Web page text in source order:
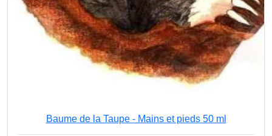
Baume de la Taupe - Mains et pieds 50 ml